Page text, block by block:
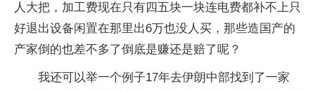
人大把，加工费现在只有四五块一块连电费都补不上只
好退出设备闲置在那里出6万也没人买，那些造国产的
产家倒的也差不多了倒底是赚还是赔了呢？
我还可以举一个例子17年去伊朗中部找到了一家